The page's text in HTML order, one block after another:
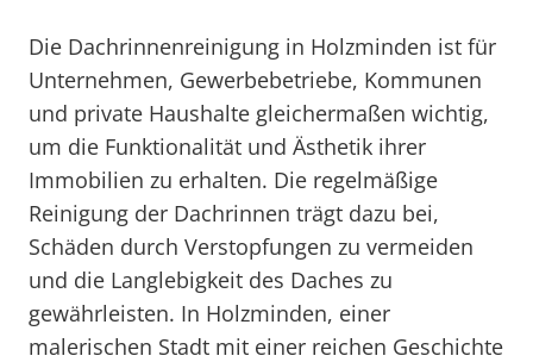
Die Dachrinnenreinigung in Holzminden ist für
Unternehmen, Gewerbebetriebe, Kommunen
und private Haushalte gleichermaßen wichtig,
um die Funktionalität und Ästhetik ihrer
Immobilien zu erhalten. Die regelmäßige
Reinigung der Dachrinnen trägt dazu bei,
Schäden durch Verstopfungen zu vermeiden
und die Langlebigkeit des Daches zu
gewährleisten. In Holzminden, einer
malerischen Stadt mit einer reichen Geschichte